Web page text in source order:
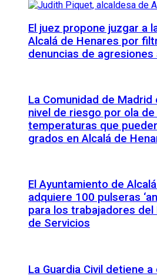
El juez propone juzgar a
Alcalá de Henares por
denuncias de agresiones
La Comunidad de Madrid
nivel de riesgo por ola
temperaturas que
grados en Alcalá de
El Ayuntamiento de
adquiere 100 pulseras
para los trabajadores del
de Servicios
La Guardia Civil detiene